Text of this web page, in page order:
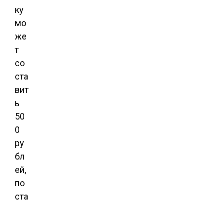
ку
мо
же
т
со
ста
вит
ь
50
0
ру
бл
ей,
по
ста